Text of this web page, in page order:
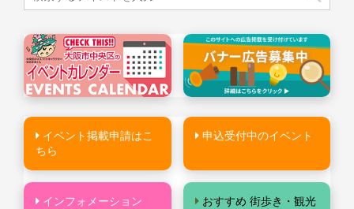
イベント掲載申請はこ
ちら
申込受付中のイベント
インフォメーション
おすすめ 街歩き・観光